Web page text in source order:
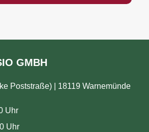
GMBH
Poststraße) | 18119 Warnemünde
Uhr
Uhr